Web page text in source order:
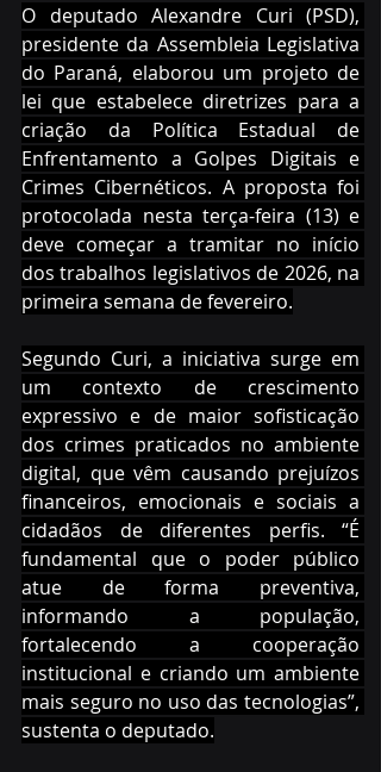
O deputado Alexandre Curi (PSD),
presidente da Assembleia Legislativa
do Paraná, elaborou um projeto de
lei que estabelece diretrizes para a
criação da Política Estadual de
Enfrentamento a Golpes Digitais e
Crimes Cibernéticos. A proposta foi
protocolada nesta terça-feira (13) e
deve começar a tramitar no início
dos trabalhos legislativos de 2026, na
primeira semana de fevereiro.
Segundo Curi, a iniciativa surge em
um contexto de crescimento
expressivo e de maior sofisticação
dos crimes praticados no ambiente
digital, que vêm causando prejuízos
financeiros, emocionais e sociais a
cidadãos de diferentes perfis. “É
fundamental que o poder público
atue de forma preventiva,
informando a população,
fortalecendo a cooperação
institucional e criando um ambiente
mais seguro no uso das tecnologias”,
sustenta o deputado.